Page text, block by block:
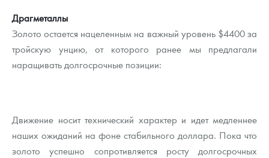
Драгметаллы
Золото остается нацеленным на важный уровень $4400 за
тройскую унцию, от которого ранее мы предлагали
наращивать долгосрочные позиции:
Движение носит технический характер и идет медленнее
наших ожиданий на фоне стабильного доллара. Пока что
золото успешно сопротивляется росту долгосрочных